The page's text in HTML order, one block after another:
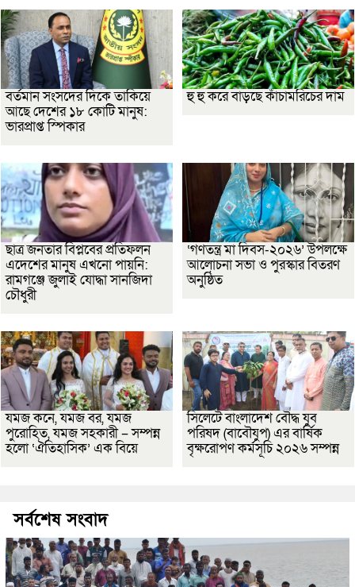
বর্তমান সংসদের দিকে তাকিয়ে
আছে দেশের ১৮ কোটি মানুষ:
ভারপ্রাপ্ত স্পিকার
হু হু করে বাড়ছে কাঁচামরিচের দাম
ছাত্র জনতার বিপ্লবের প্রতিফলন
এদেশের মানুষ এখনো পায়নি:
রামগঞ্জে জুলাই যোদ্ধা সানজিদা
চৌধুরী
‘গণতন্ত্র মা দিবস-২০২৬’ উপলক্ষে
আলোচনা সভা ও পুরস্কার বিতরণ
অনুষ্ঠিত
যমজ কনে, যমজ বর, যমজ
পুরোহিত, যমজ সহকারী – সম্পন্ন
হলো ‘ঐতিহাসিক’ এক বিয়ে
সিলেটে বাংলাদেশ বৌদ্ধ যুব
পরিষদ (বাবৌযুপ) এর বার্ষিক
বৃক্ষরোপণ কর্মসূচি ২০২৬ সম্পন্ন
সর্বশেষ সংবাদ